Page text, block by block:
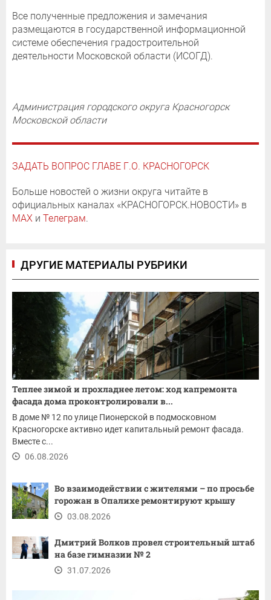
Все полученные предложения и замечания
размещаются в государственной информационной
системе обеспечения градостроительной
деятельности Московской области (ИСОГД).
Администрация городского округа Красногорск
Московской области
ЗАДАТЬ ВОПРОС ГЛАВЕ Г.О. КРАСНОГОРСК
Больше новостей о жизни округа читайте в
официальных каналах «КРАСНОГОРСК.НОВОСТИ» в
MAX и Телеграм.
ДРУГИЕ МАТЕРИАЛЫ РУБРИКИ
Теплее зимой и прохладнее летом: ход капремонта
фасада дома проконтролировали в...
В доме № 12 по улице Пионерской в подмосковном
Красногорске активно идет капитальный ремонт фасада.
Вместе с...
06.08.2026
Во взаимодействии с жителями – по просьбе
горожан в Опалихе ремонтируют крышу
03.08.2026
Дмитрий Волков провел строительный штаб
на базе гимназии № 2
31.07.2026